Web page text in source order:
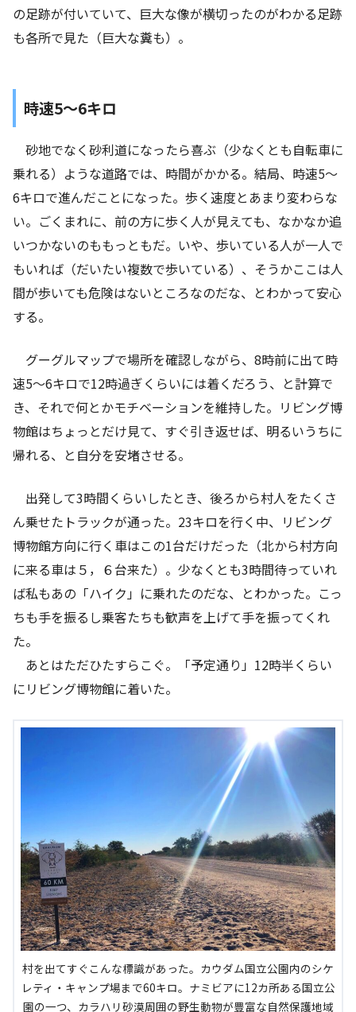
の足跡が付いていて、巨大な像が横切ったのがわかる足跡
も各所で見た（巨大な糞も）。
時速5～6キロ
砂地でなく砂利道になったら喜ぶ（少なくとも自転車に
乗れる）ような道路では、時間がかかる。結局、時速5～
6キロで進んだことになった。歩く速度とあまり変わらな
い。ごくまれに、前の方に歩く人が見えても、なかなか追
いつかないのももっともだ。いや、歩いている人が一人で
もいれば（だいたい複数で歩いている）、そうかここは人
間が歩いても危険はないところなのだな、とわかって安心
する。
グーグルマップで場所を確認しながら、8時前に出て時
速5～6キロで12時過ぎくらいには着くだろう、と計算で
き、それで何とかモチベーションを維持した。リビング博
物館はちょっとだけ見て、すぐ引き返せば、明るいうちに
帰れる、と自分を安堵させる。
出発して3時間くらいしたとき、後ろから村人をたくさ
ん乗せたトラックが通った。23キロを行く中、リビング
博物館方向に行く車はこの1台だけだった（北から村方向
に来る車は５，６台来た）。少なくとも3時間待っていれ
ば私もあの「ハイク」に乗れたのだな、とわかった。こっ
ちも手を振るし乗客たちも歓声を上げて手を振ってくれ
た。
あとはただひたすらこぐ。「予定通り」12時半くらい
にリビング博物館に着いた。
村を出てすぐこんな標識があった。カウダム国立公園内のシケ
レティ・キャンプ場まで60キロ。ナミビアに12カ所ある国立公
園の一つ、カラハリ砂漠周囲の野生動物が豊富な自然保護地域